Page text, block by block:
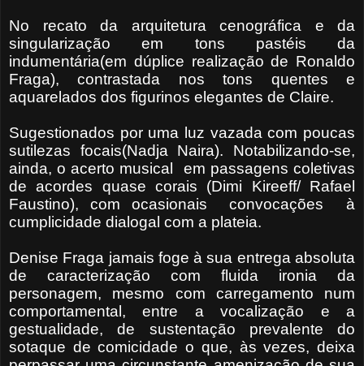
No recato da arquitetura cenográfica e da
singularização em tons pastéis da
indumentária(em dúplice realização de Ronaldo
Fraga), contrastada nos tons quentes e
aquarelados dos figurinos elegantes de Claire.
Sugestionados por uma luz vazada com poucas
sutilezas focais(Nadja Naira). Notabilizando-se,
ainda, o acerto musical
em passagens coletivas
de acordes quase corais (Dimi Kireeff/ Rafael
Faustino), com ocasionais
convocações
à
cumplicidade dialogal com a plateia.
Denise Fraga jamais foge à sua entrega absoluta
de caracterização com fluida ironia da
personagem, mesmo com carregamento num
comportamental, entre a vocalização e a
gestualidade, de sustentação prevalente do
sotaque de comicidade o que, às vezes, deixa